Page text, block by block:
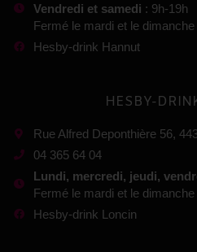
Vendredi et samedi : 9h-19h
Fermé le mardi et le dimanche
Hesby-drink Hannut
HESBY-
Rue Alfred Deponthière 56,
04 365 64 04
Lundi, mercredi, jeudi,
Fermé le mardi et le dimanche
Hesby-drink Loncin